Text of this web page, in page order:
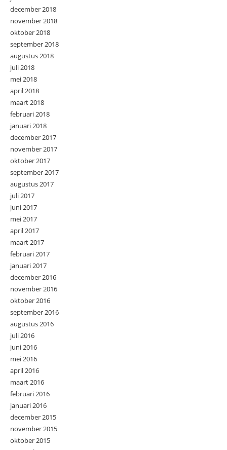
december 2018
november 2018
oktober 2018
september 2018
augustus 2018
juli 2018
mei 2018
april 2018
maart 2018
februari 2018
januari 2018
december 2017
november 2017
oktober 2017
september 2017
augustus 2017
juli 2017
juni 2017
mei 2017
april 2017
maart 2017
februari 2017
januari 2017
december 2016
november 2016
oktober 2016
september 2016
augustus 2016
juli 2016
juni 2016
mei 2016
april 2016
maart 2016
februari 2016
januari 2016
december 2015
november 2015
oktober 2015